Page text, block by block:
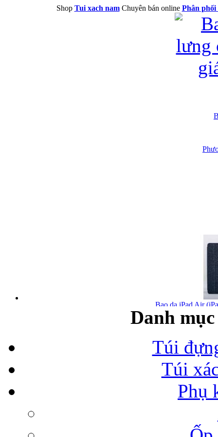
Shop Tui xach namChuyên bán online Phân phối
Bao da iPad Air
Bao da iPad Air
Danh
Túi
Túi
Phụ